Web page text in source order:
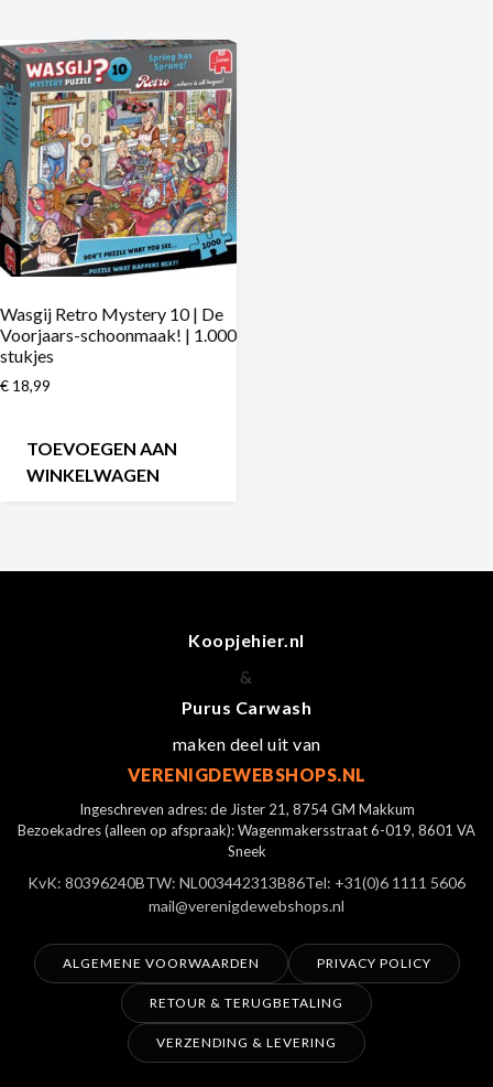
Wasgij Retro Mystery 10 | De
Voorjaars-schoonmaak! | 1.000
stukjes
€ 18,99
TOEVOEGEN AAN
WINKELWAGEN
Koopjehier.nl
&
Purus Carwash
maken deel uit van
VERENIGDEWEBSHOPS.NL
Ingeschreven adres: de Jister 21, 8754 GM Makkum
Bezoekadres (alleen op afspraak): Wagenmakersstraat 6-019, 8601 VA
Sneek
KvK: 80396240BTW: NL003442313B86Tel: +31(0)6 1111 5606
mail@verenigdewebshops.nl
ALGEMENE VOORWAARDEN PRIVACY POLICY
RETOUR & TERUGBETALING
VERZENDING & LEVERING